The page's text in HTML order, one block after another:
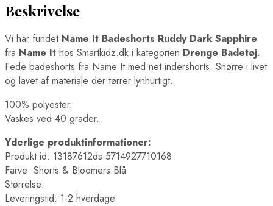
Beskrivelse
Vi har fundet Name It Badeshorts Ruddy Dark Sapphire
fra Name It hos Smartkidz.dk i kategorien Drenge Badetøj.
Fede badeshorts fra Name It med net indershorts. Snørre i livet
og lavet af materiale der tørrer lynhurtigt.
100% polyester.
Vaskes ved 40 grader.
Yderlige produktinformationer:
Produkt id: 13187612ds 5714927710168
Farve: Shorts & Bloomers Blå
Størrelse:
Leveringstid: 1-2 hverdage